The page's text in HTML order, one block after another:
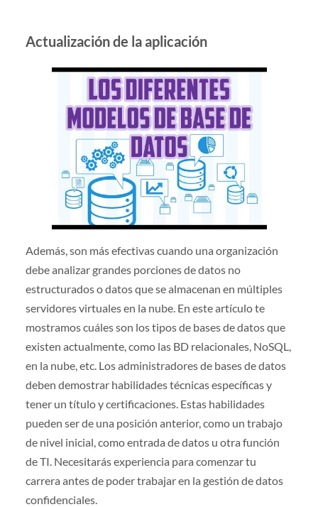
Actualización de la aplicación
Además, son más efectivas cuando una organización
debe analizar grandes porciones de datos no
estructurados o datos que se almacenan en múltiples
servidores virtuales en la nube. En este artículo te
mostramos cuáles son los tipos de bases de datos que
existen actualmente, como las BD relacionales, NoSQL,
en la nube, etc. Los administradores de bases de datos
deben demostrar habilidades técnicas específicas y
tener un título y certificaciones. Estas habilidades
pueden ser de una posición anterior, como un trabajo
de nivel inicial, como entrada de datos u otra función
de TI. Necesitarás experiencia para comenzar tu
carrera antes de poder trabajar en la gestión de datos
confidenciales.